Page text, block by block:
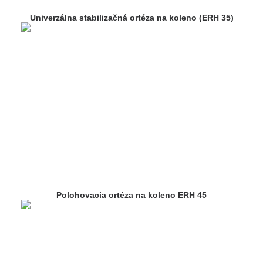
Univerzálna stabilizačná ortéza na koleno (ERH 35)
Polohovacia ortéza na koleno ERH 45